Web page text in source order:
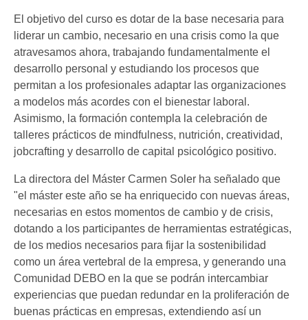
El objetivo del curso es dotar de la base necesaria para
liderar un cambio, necesario en una crisis como la que
atravesamos ahora, trabajando fundamentalmente el
desarrollo personal y estudiando los procesos que
permitan a los profesionales adaptar las organizaciones
a modelos más acordes con el bienestar laboral.
Asimismo, la formación contempla la celebración de
talleres prácticos de mindfulness, nutrición, creatividad,
jobcrafting y desarrollo de capital psicológico positivo.
La directora del Máster Carmen Soler ha señalado que
"el máster este año se ha enriquecido con nuevas áreas,
necesarias en estos momentos de cambio y de crisis,
dotando a los participantes de herramientas estratégicas,
de los medios necesarios para fijar la sostenibilidad
como un área vertebral de la empresa, y generando una
Comunidad DEBO en la que se podrán intercambiar
experiencias que puedan redundar en la proliferación de
buenas prácticas en empresas, extendiendo así un